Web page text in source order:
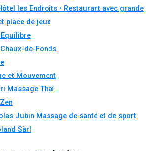
les Endroits • Restaurant avec grande
place de jeux
Equilibre
Chaux-de-Fonds
et Mouvement
Massage Thaï
Jubin Massage de santé et de sport
Sàrl